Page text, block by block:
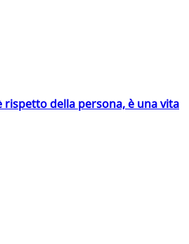
rispetto della persona, è una vita